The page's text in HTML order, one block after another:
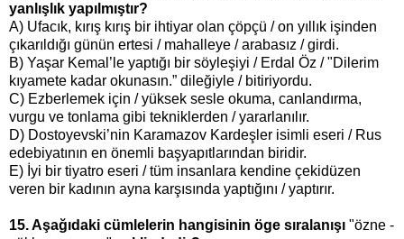
yanlışlık yapılmıştır?
A) Ufacık, kırış kırış bir ihtiyar olan çöpçü / on yıllık işinden
çıkarıldığı günün ertesi / mahalleye / arabasız / girdi.
B) Yaşar Kemal’le yaptığı bir söyleşiyi / Erdal Öz / "Dilerim
kıyamete kadar okunasın.” dileğiyle / bitiriyordu.
C) Ezberlemek için / yüksek sesle okuma, canlandırma,
vurgu ve tonlama gibi tekniklerden / yararlanılır.
D) Dostoyevski’nin Karamazov Kardeşler isimli eseri / Rus
edebiyatının en önemli başyapıtlarından biridir.
E) İyi bir tiyatro eseri / tüm insanlara kendine çekidüzen
veren bir kadının ayna karşısında yaptığını / yaptırır.
15. Aşağıdaki cümlelerin hangisinin öge sıralanışı "özne -